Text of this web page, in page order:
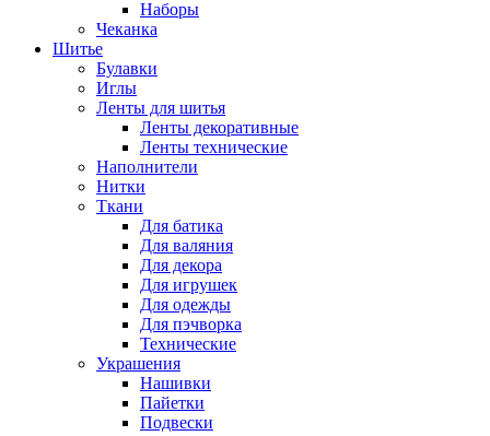
Наборы
Чеканка
Шитье
Булавки
Иглы
Ленты для шитья
Ленты декоративные
Ленты технические
Наполнители
Нитки
Ткани
Для батика
Для валяния
Для декора
Для игрушек
Для одежды
Для пэчворка
Технические
Украшения
Нашивки
Пайетки
Подвески